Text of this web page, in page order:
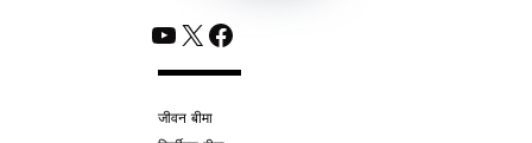
YouTube
X Facebook
जीवन बीमा